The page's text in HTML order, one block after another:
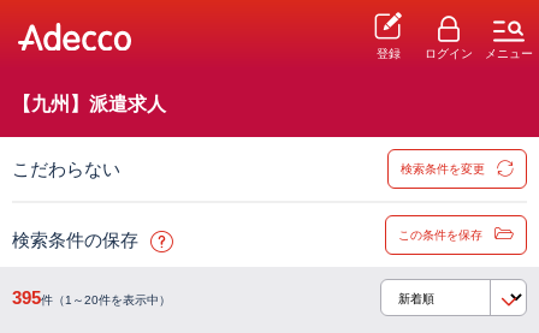
登録 ログイン メニュー
【九州】派遣求人
こだわらない 検索条件を変更
検索条件の保存 この条件を保存
395件（1～20件を表示中）